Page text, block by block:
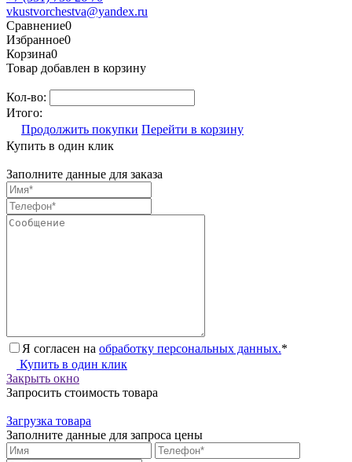
vkustvorchestva@yandex.ru
Сравнение0
Избранное0
Корзина0
Товар добавлен в корзину
Кол-во:
Итого:
Продолжить покупки Перейти в корзину
Купить в один клик
Заполните данные для заказа
Я согласен на обработку персональных данных.*
Купить в один клик
Закрыть окно
Запросить стоимость товара
Загрузка товара
Заполните данные для запроса цены